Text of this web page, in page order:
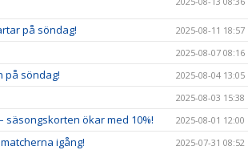
på söndag! 2025-08-11 18:57
2025-08-07 08:16
på söndag! 2025-08-04 13:05
2025-08-03 15:38
säsongskorten ökar med 10%! 2025-08-01 12:00
igång! 2025-07-31 08:52